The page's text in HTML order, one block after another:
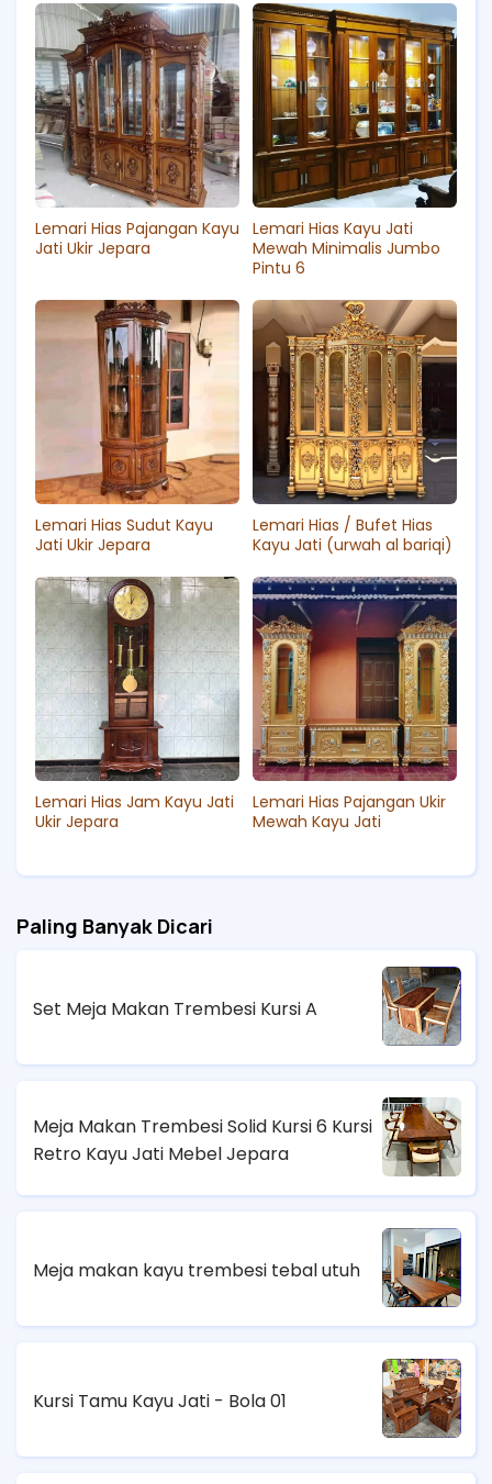
Lemari Hias Pajangan Kayu
Jati Ukir Jepara
Lemari Hias Kayu Jati
Mewah Minimalis Jumbo
Pintu 6
Lemari Hias Sudut Kayu
Jati Ukir Jepara
Lemari Hias / Bufet Hias
Kayu Jati (urwah al bariqi)
Lemari Hias Jam Kayu Jati
Ukir Jepara
Lemari Hias Pajangan Ukir
Mewah Kayu Jati
Paling Banyak Dicari
Set Meja Makan Trembesi Kursi A
Meja Makan Trembesi Solid Kursi 6 Kursi
Retro Kayu Jati Mebel Jepara
Meja makan kayu trembesi tebal utuh
Kursi Tamu Kayu Jati - Bola 01